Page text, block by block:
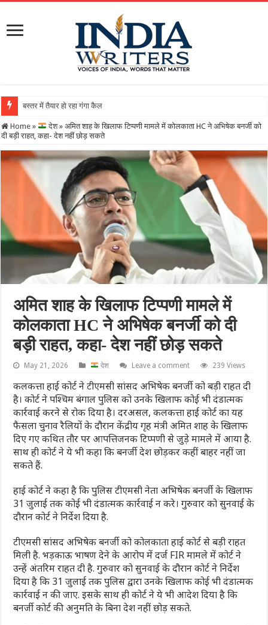
बस्तर में तैयार हो रहा गंगा कैलाशनाथ चतुर्मुख शिवालय :
Home » देश » अमित शाह के खिलाफ टिप्पणी मामले में कोलकाता HC ने अभिषेक बनर्जी को
दी बड़ी राहत, कहा- देश नहीं छोड़ सकते
अमित शाह के खिलाफ टिप्पणी मामले में
कोलकाता HC ने अभिषेक बनर्जी को दी
बड़ी राहत, कहा- देश नहीं छोड़ सकते
May 21, 2026 देश Leave a comment 239 Views
कलकत्ता हाई कोर्ट ने टीएमसी सांसद अभिषेक बनर्जी को बड़ी राहत दी
है। कोर्ट ने पश्चिम बंगाल पुलिस को उनके खिलाफ कोई भी दंडात्मक
कार्रवाई करने से रोक दिया है। दरअसल, कलकत्ता हाई कोर्ट का यह
फैसला चुनाव रैलियों के दौरान केंद्रीय गृह मंत्री अमित शाह के खिलाफ
दिए गए कथित तौर पर आपत्तिजनक टिप्पणी से जुड़े मामले में आया है.
साथ ही कोर्ट ने ये भी कहा कि बनर्जी देश छोड़कर कहीं बाहर नहीं जा
सकते हैं.
हाई कोर्ट ने कहा है कि पुलिस टीएमसी नेता अभिषेक बनर्जी के खिलाफ
31 जुलाई तक कोई भी दंडात्मक कार्रवाई न करे। गुरुवार को सुनवाई के
दौरान कोर्ट ने निर्देश दिया है.
टीएमसी सांसद अभिषेक बनर्जी को कोलकाता हाई कोर्ट से बड़ी राहत
मिली है. भड़काऊ भाषण देने के आरोप में दर्ज FIR मामले में कोर्ट ने
उन्हें अंतरिम राहत दी है. गुरुवार को सुनवाई के दौरान कोर्ट ने निर्देश
दिया है कि 31 जुलाई तक पुलिस द्वारा उनके खिलाफ कोई भी दंडात्मक
कार्रवाई न की जाए. इसके साथ ही कोर्ट ने ये भी आदेश दिया है कि
बनर्जी कोर्ट की अनुमति के बिना देश नहीं छोड़ सकते.